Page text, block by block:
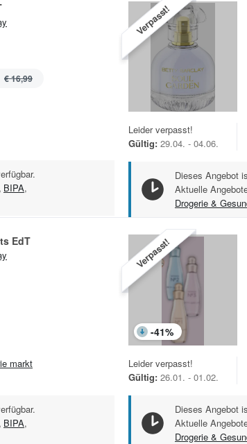
€ 16,99
, BIPA,
Verpasst!
Leider verpasst!
Gültig: 29.04. - 04.06.
Dieses Angebot
Aktuelle
Drogerie &
EdT
markt
, BIPA,
Verpasst!
-41%
Leider verpasst!
Gültig: 26.01. - 01.02.
Dieses Angebot
Aktuelle
Drogerie &